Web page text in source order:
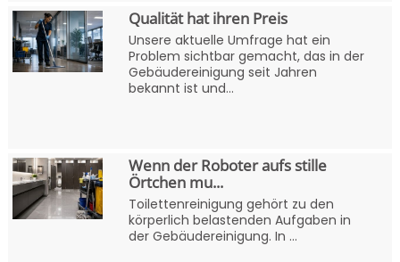
Qualität hat ihren Preis
Unsere aktuelle Umfrage hat ein
Problem sichtbar gemacht, das in der
Gebäudereinigung seit Jahren
bekannt ist und...
Wenn der Roboter aufs stille
Örtchen mu...
Toilettenreinigung gehört zu den
körperlich belastenden Aufgaben in
der Gebäudereinigung. In ...